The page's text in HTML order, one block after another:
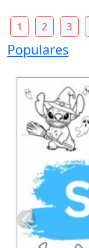
1 2 3
Populares
Previous